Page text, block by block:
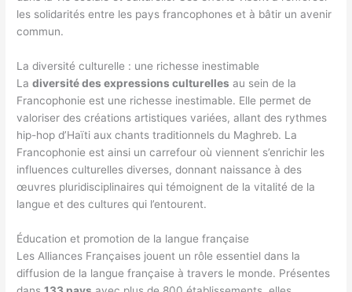
les solidarités entre les pays francophones et à bâtir un avenir
commun.
La diversité culturelle : une richesse inestimable
Ladiversité des expressions culturelles au sein de la
Francophonie est une richesse inestimable. Elle permet de
valoriser des créations artistiques variées, allant des rythmes
hip-hop d’Haïti aux chants traditionnels du Maghreb. La
Francophonie est ainsi un carrefour où viennent s’enrichir les
influences culturelles diverses, donnant naissance à des
œuvres pluridisciplinaires qui témoignent de la vitalité de la
langue et des cultures qui l’entourent.
Éducation et promotion de la langue française
Les Alliances Françaises jouent un rôle essentiel dans la
diffusion de la langue française à travers le monde. Présentes